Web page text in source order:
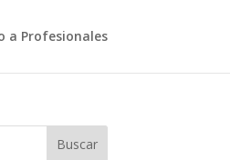
a Profesionales